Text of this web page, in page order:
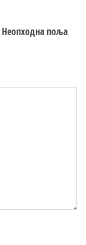
Неопходна поља